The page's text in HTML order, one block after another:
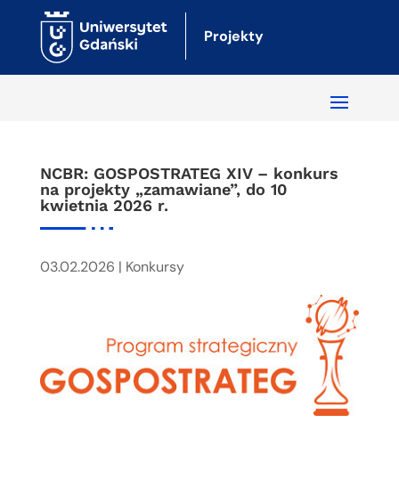
Projekty
NCBR: GOSPOSTRATEG XIV – konkurs
na projekty „zamawiane”, do 10
kwietnia 2026 r.
03.02.2026 | Konkursy